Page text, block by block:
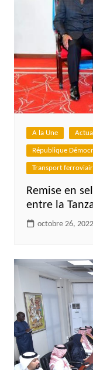
A la Une
République
Transport
Remise en
entre la
octobre 26, 2022